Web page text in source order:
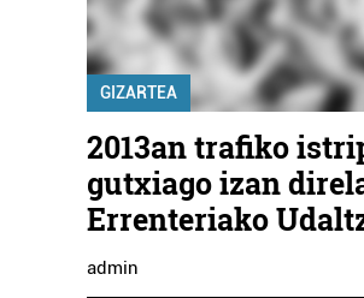
GIZARTEA
2013an trafiko
gutxiago izan
Errenteriako
admin